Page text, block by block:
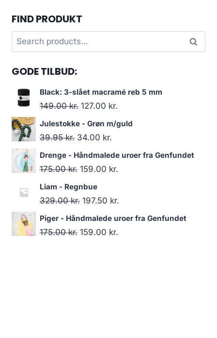
FIND PRODUKT
Search
for:
Search
GODE TILBUD:
Black: 3-slået macramé reb 5 mm
149.00kr. 127.00 kr.
Julestokke - Grøn m/guld
39.95kr. 34.00 kr.
Drenge - Håndmalede uroer fra Genfundet
175.00kr. 159.00 kr.
Liam - Regnbue
329.00kr. 197.50 kr.
Piger - Håndmalede uroer fra Genfundet
175.00kr. 159.00 kr.